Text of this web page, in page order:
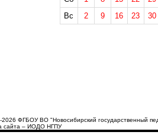
Вс
2 9 16 23 30
ФГБОУ ВО "Новосибирский государственный
сайта – ИОДО НГПУ